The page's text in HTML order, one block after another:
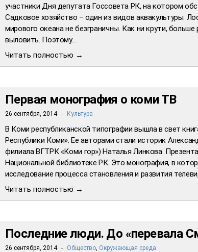
участники Дня депутата Госсовета РК, на котором
Садковое хозяйство – один из видов аквакультуры.
мирового океана не безграничны. Как ни крути,
выловить. Поэтому…
Читать полностью →
Первая монография о коми ТВ
26 сентября, 2014 - Культура
В Коми республиканской типографии вышла в свет
Республики Коми». Ее авторами стали историк
филиала ВГТРК «Коми гор») Наталья Линкова.
Национальной библиотеке РК. Это монография, в
исследование процесса становления и развития
Читать полностью →
Последние люди. До «перевала
26 сентября, 2014 - Общество Окружающая среда